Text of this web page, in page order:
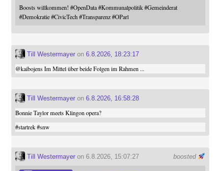
Boosts willkommen! #OpenData #Kommunalpolitik #Gemeinderat
#Demokratie #CivicTech #Transparenz #OParl
Till Westermayeron 6.8.2026, 18:23:17
@kaibojensIm Mittel über beide Folgen im Rahmen ...
Till Westermayeron 6.8.2026, 16:58:28
Bonnie Taylor meets Klingon opera?
#startrek #snw
boosted
Till Westermayeron 6.8.2026, 15:07:27